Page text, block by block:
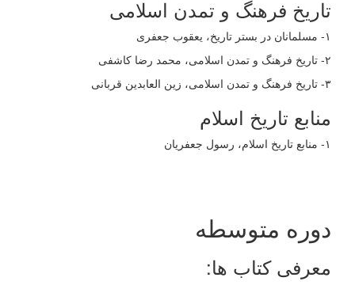
تاریخ فرهنگ و تمدن اسلامی
۱- مسلمانان در بستر تاریخ، یعقوب جعفری
۲- تاریخ فرهنگ و تمدن اسلامی، محمد رضا کاشفی
۳- تاریخ فرهنگ و تمدن اسلامی، زین العابدین قربانی
منابع تاریخ اسلام
١- منابع تاریخ اسلام، رسول جعفریان
دوره متوسطه
معرفی کتاب ها: